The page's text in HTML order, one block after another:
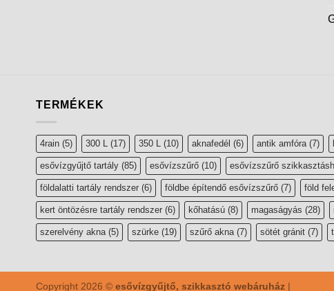
TERMÉKEK
4rain (5) 300 L (17) 350 L (10) aknafedél (6) antik amfóra (7)
esővízgyűjtő tartály (85) esővízszűrő (10) esővízszűrő
földalatti tartály rendszer (6) földbe építendő esővízszűrő (7) föld
kert öntözésre tartály rendszer (6) kőhatású (8) magaságyás (28)
szerelvény akna (5) szürke (19) szűrő akna (7) sötét gránit (7)
Copyright 2026 © esővízgyűjtő, szikkasztó webáruház |